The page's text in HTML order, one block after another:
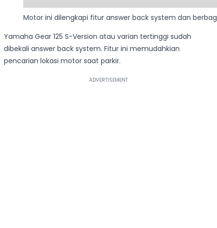
Motor ini dilengkapi fitur answer back system dan
Yamaha Gear 125 S-Version atau varian tertinggi sudah
dibekali answer back system. Fitur ini memudahkian
pencarian lokasi motor saat parkir.